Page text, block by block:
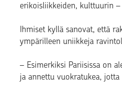
erikoisliikkeiden, kulttuurin
Ihmiset kyllä sanovat, että
ympärilleen uniikkeja
– Esimerkiksi Pariisissa on
ja annettu vuokratukea,